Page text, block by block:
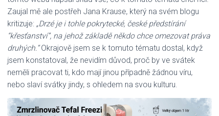
Zaujal mě ale postřeh Jana Krause, který na svém blogu
kritizuje: „Drzé je i tohle pokrytecké, české předstírání
“křesťanství”, na jehož základě někdo chce omezovat práva
druhých.“Okrajově jsem se k tomuto tématu dostal, když
jsem konstatoval, že nevidím důvod, proč by ve svátek
neměli pracovat ti, kdo mají jinou případně žádnou víru,
nebo slaví svátky jindy, s ohledem na svou kulturu.